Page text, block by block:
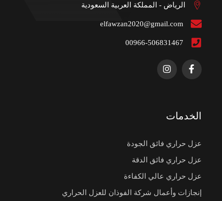
الرياض - المملكة العربية السعودية
elfawzan2020@gmail.com
00966-506831467
الخدمات
عزل حراري فائق الجودة
عزل حراري فائق الدقة
عزل حراري عالي الكفاءة
إنجازات وأعمال شركة الفوذان للعزل الحراري